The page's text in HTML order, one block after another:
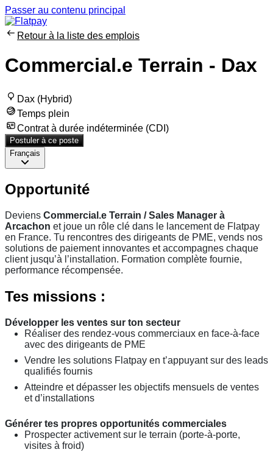
Passer au contenu principal
Retour à la liste des emplois
Commercial.e Terrain - Dax
Dax (Hybrid)
Temps plein
Contrat à durée indéterminée (CDI)
Postuler à ce poste
Français
Opportunité
Deviens Commercial.e Terrain / Sales Manager à
Arcachon et joue un rôle clé dans le lancement de Flatpay
en France. Tu rencontres des dirigeants de PME, vends nos
solutions de paiement innovantes et accompagnes chaque
client jusqu’à l’installation. Formation complète fournie,
performance récompensée.
Tes missions :
Développer les ventes sur ton secteur
Réaliser des rendez-vous commerciaux en face-à-face
avec des dirigeants de PME
Vendre les solutions Flatpay en t’appuyant sur des leads
qualifiés fournis
Atteindre et dépasser les objectifs mensuels de ventes
et d’installations
Générer tes propres opportunités commerciales
Prospecter activement sur le terrain (porte-à-porte,
visites à froid)